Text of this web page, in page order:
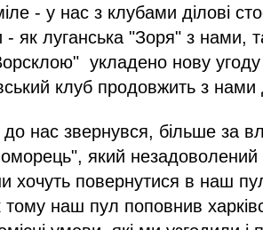
- у нас з клубами ділові
- як луганська "Зоря" з нами,
укладено нову
клуб продовжить з нами
нас звернувся, більше за
який незадоволений
хочуть повернутися в наш
тому наш пул поповнив